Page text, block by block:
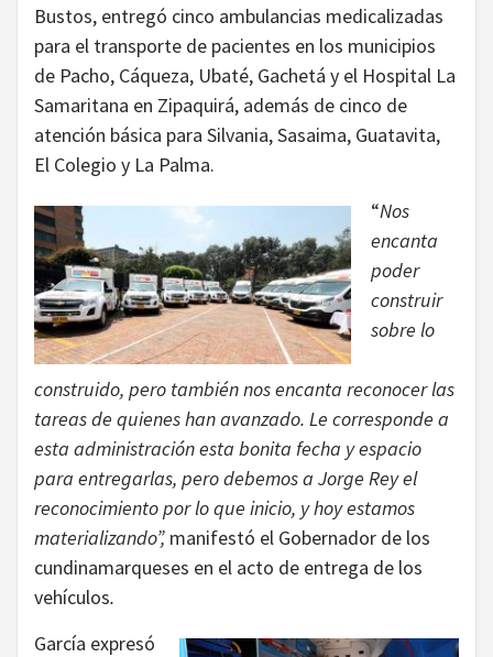
Bustos, entregó cinco ambulancias medicalizadas
para el transporte de pacientes en los municipios
de Pacho, Cáqueza, Ubaté, Gachetá y el Hospital La
Samaritana en Zipaquirá, además de cinco de
atención básica para Silvania, Sasaima, Guatavita,
El Colegio y La Palma.
“Nos
encanta
poder
construir
sobre lo
construido, pero también nos encanta reconocer las
tareas de quienes han avanzado. Le corresponde a
esta administración esta bonita fecha y espacio
para entregarlas, pero debemos a Jorge Rey el
reconocimiento por lo que inicio, y hoy estamos
materializando”, manifestó el Gobernador de los
cundinamarqueses en el acto de entrega de los
vehículos.
García expresó